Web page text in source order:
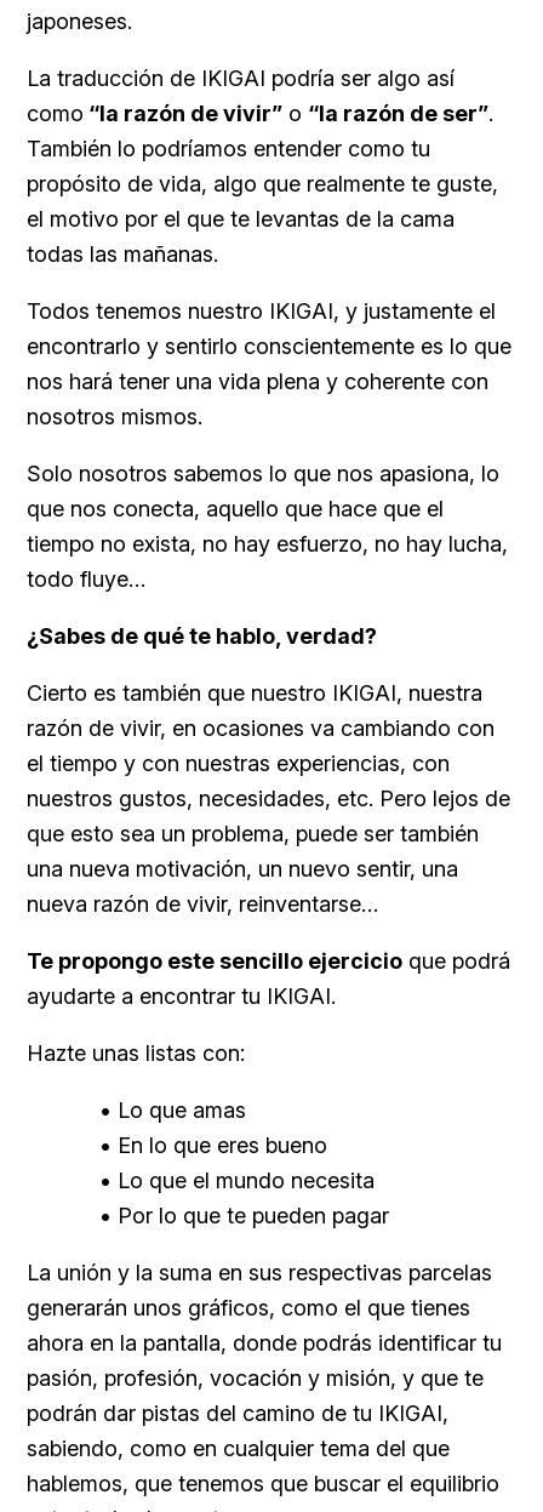
japoneses.
La traducción de IKIGAI podría ser algo así
como “la razón de vivir” o “la razón de ser”.
También lo podríamos entender como tu
propósito de vida, algo que realmente te guste,
el motivo por el que te levantas de la cama
todas las mañanas.
Todos tenemos nuestro IKIGAI, y justamente el
encontrarlo y sentirlo conscientemente es lo que
nos hará tener una vida plena y coherente con
nosotros mismos.
Solo nosotros sabemos lo que nos apasiona, lo
que nos conecta, aquello que hace que el
tiempo no exista, no hay esfuerzo, no hay lucha,
todo fluye…
¿Sabes de qué te hablo, verdad?
Cierto es también que nuestro IKIGAI, nuestra
razón de vivir, en ocasiones va cambiando con
el tiempo y con nuestras experiencias, con
nuestros gustos, necesidades, etc. Pero lejos de
que esto sea un problema, puede ser también
una nueva motivación, un nuevo sentir, una
nueva razón de vivir, reinventarse…
Te propongo este sencillo ejercicio que podrá
ayudarte a encontrar tu IKIGAI.
Hazte unas listas con:
• Lo que amas
• En lo que eres bueno
• Lo que el mundo necesita
• Por lo que te pueden pagar
La unión y la suma en sus respectivas parcelas
generarán unos gráficos, como el que tienes
ahora en la pantalla, donde podrás identificar tu
pasión, profesión, vocación y misión, y que te
podrán dar pistas del camino de tu IKIGAI,
sabiendo, como en cualquier tema del que
hablemos, que tenemos que buscar el equilibrio